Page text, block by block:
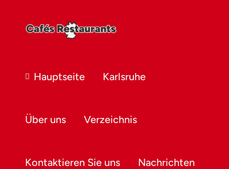
Hauptseite Karlsruhe
Über uns Verzeichnis
Kontaktieren Sie uns Nachrichten